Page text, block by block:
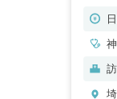
の看